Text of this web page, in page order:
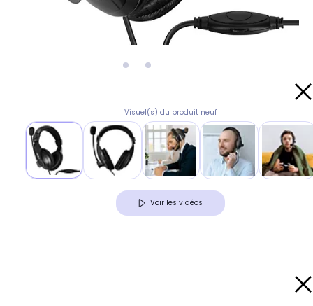
Visuel(s) du produit neuf
Voir les vidéos